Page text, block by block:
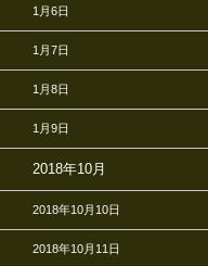
1月6日
1月7日
1月8日
1月9日
2018年10月
2018年10月10日
2018年10月11日